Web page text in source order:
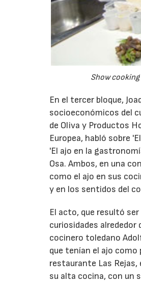
Show
En el tercer bloque,
socioeconómicos del
de Oliva y Productos
Europea, habló sobre
'El ajo en la
Osa. Ambos, en una
como el ajo en sus
y en los sentidos del
El acto, que resultó
curiosidades alrededor
cocinero toledano
que tenían el ajo como
restaurante Las Rejas,
su alta cocina, con un